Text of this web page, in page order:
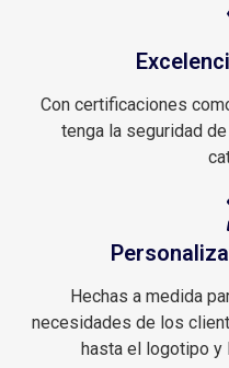
Con certificaciones
tenga la seguridad
Hechas a medida
necesidades de los
hasta el logotipo y